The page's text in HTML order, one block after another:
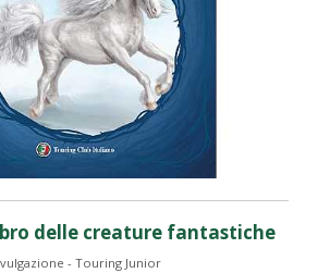
delle creature fantastiche
- Touring Junior